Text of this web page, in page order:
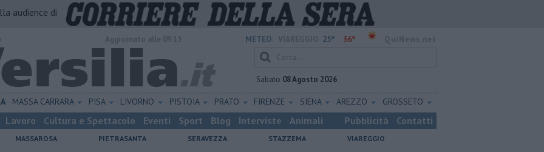
audience di
METEO: 25° 36°
Sabato 08 Agosto 2026
MASSA CARRARA PISA LIVORNO PISTOIA PRATO FIRENZE SIENA AREZZO GROSSETO
Lavoro Cultura e Spettacolo Eventi Sport Blog Interviste Animali Pubblicità Contatti
MASSAROSA PIETRASANTA SERAVEZZA STAZZEMA VIAREGGIO